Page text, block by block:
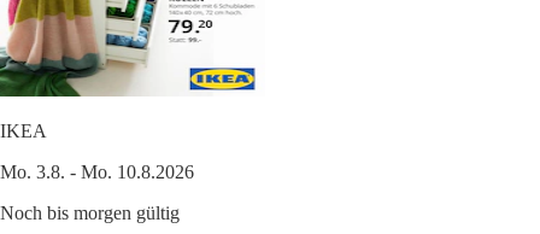
IKEA
Mo. 3.8. - Mo. 10.8.2026
Noch bis morgen gültig